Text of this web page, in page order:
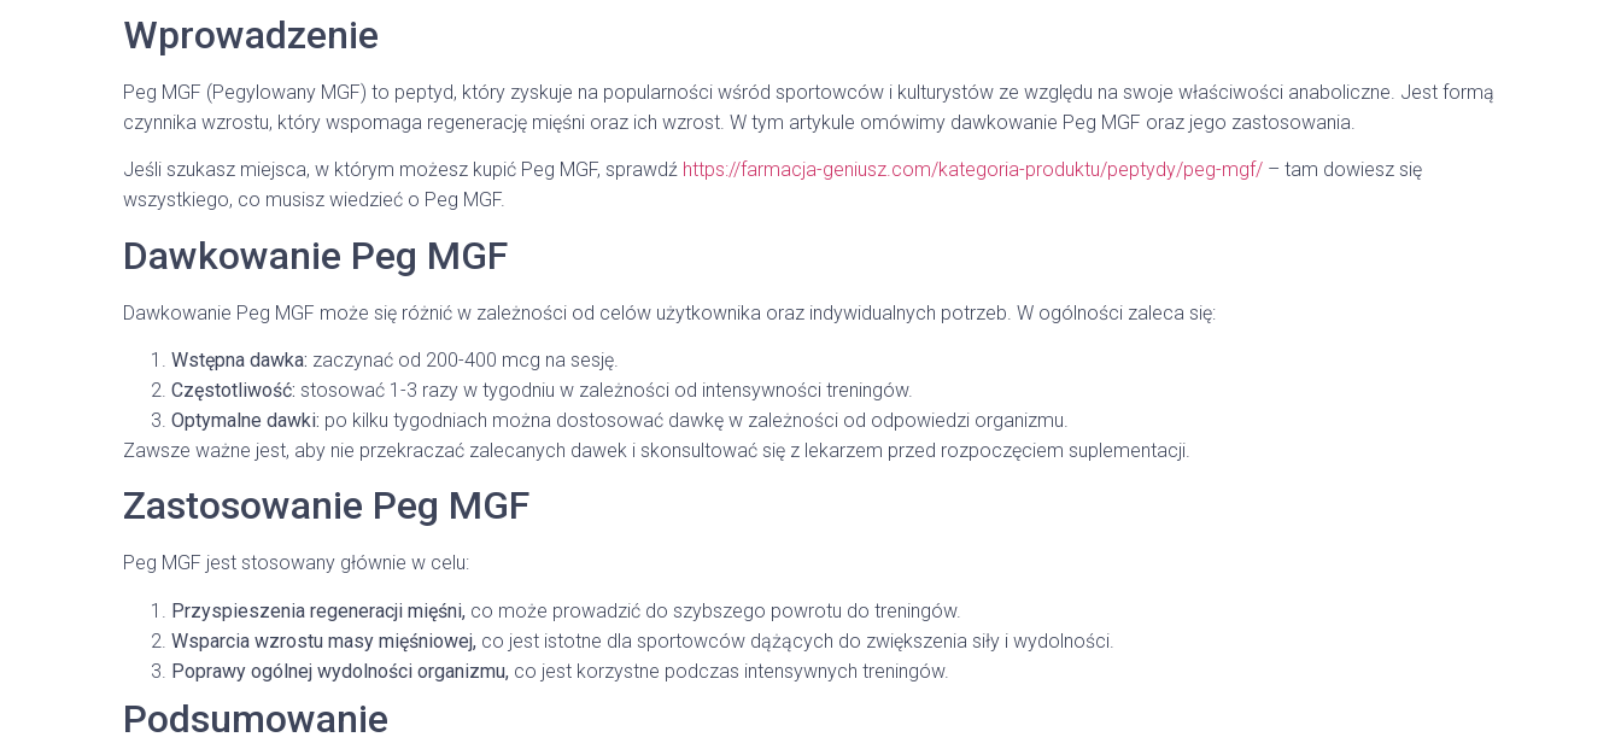
Wprowadzenie
Peg MGF (Pegylowany MGF) to peptyd, który zyskuje na popularności wśród sportowców i kulturystów ze względu na swoje właściwości anaboliczne. Jest formą
czynnika wzrostu, który wspomaga regenerację mięśni oraz ich wzrost. W tym artykule omówimy dawkowanie Peg MGF oraz jego zastosowania.
Jeśli szukasz miejsca, w którym możesz kupić Peg MGF, sprawdź https://farmacja-geniusz.com/kategoria-produktu/peptydy/peg-mgf/ – tam dowiesz się
wszystkiego, co musisz wiedzieć o Peg MGF.
Dawkowanie Peg MGF
Dawkowanie Peg MGF może się różnić w zależności od celów użytkownika oraz indywidualnych potrzeb. W ogólności zaleca się:
Wstępna dawka: zaczynać od 200-400 mcg na sesję.
Częstotliwość: stosować 1-3 razy w tygodniu w zależności od intensywności treningów.
Optymalne dawki: po kilku tygodniach można dostosować dawkę w zależności od odpowiedzi organizmu.
Zawsze ważne jest, aby nie przekraczać zalecanych dawek i skonsultować się z lekarzem przed rozpoczęciem suplementacji.
Zastosowanie Peg MGF
Peg MGF jest stosowany głównie w celu:
Przyspieszenia regeneracji mięśni, co może prowadzić do szybszego powrotu do treningów.
Wsparcia wzrostu masy mięśniowej, co jest istotne dla sportowców dążących do zwiększenia siły i wydolności.
Poprawy ogólnej wydolności organizmu, co jest korzystne podczas intensywnych treningów.
Podsumowanie